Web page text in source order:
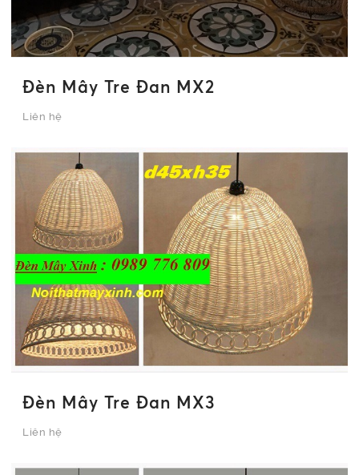
Đèn Mây Tre Đan MX2
Liên hệ
Đèn Mây Tre Đan MX3
Liên hệ